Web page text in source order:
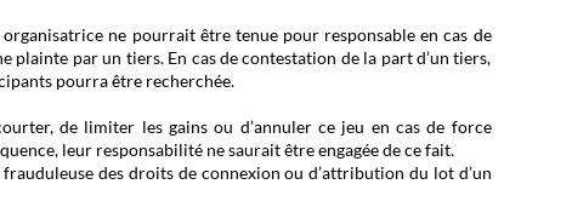
ne pourrait être tenue pour responsable en cas de
par un tiers. En cas de contestation de la part d’un tiers,
pourra être recherchée.
de limiter les gains ou d’annuler ce jeu en cas de force
leur responsabilité ne saurait être engagée de ce fait.
des droits de connexion ou d’attribution du lot d’un